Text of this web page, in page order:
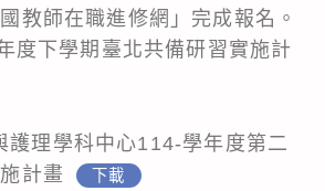
教師在職進修網」完成報名。
度下學期臺北共備研習實施計
護理學科中心114-學年度第二
計畫
下載